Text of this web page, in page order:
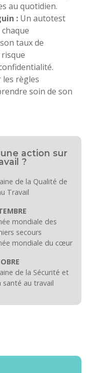
au quotidien.
: Un autotest
taux de
les règles
soin de son
action sur
?
de la Qualité de
Travail
mondiale des
secours
mondiale du cœur
de la Sécurité et
santé au travail